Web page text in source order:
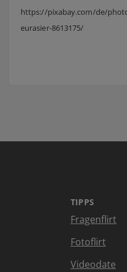
https://pixabay.com/de/
eurasier-8613175/
TIPPS
Fragenflirt
Fotoflirt
Videodate